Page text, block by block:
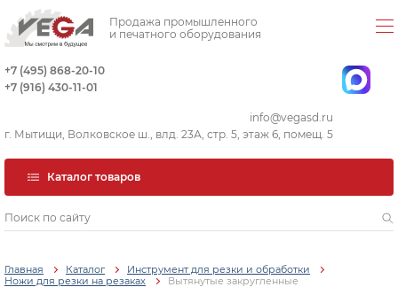
Продажа промышленного
и печатного оборудования
+7 (495) 868-20-10
+7 (916) 430-11-01
info@vegasd.ru
г. Мытищи, Волковское ш., влд. 23А, стр. 5, этаж 6, помещ. 5
Каталог товаров
Главная Каталог
Инструмент для резки и обработки
Ножи для резки на резаках
Вытянутые закругленные